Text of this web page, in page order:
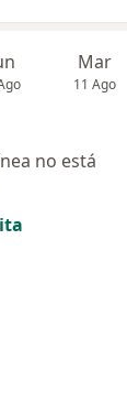
Mar
11 Ago
no está